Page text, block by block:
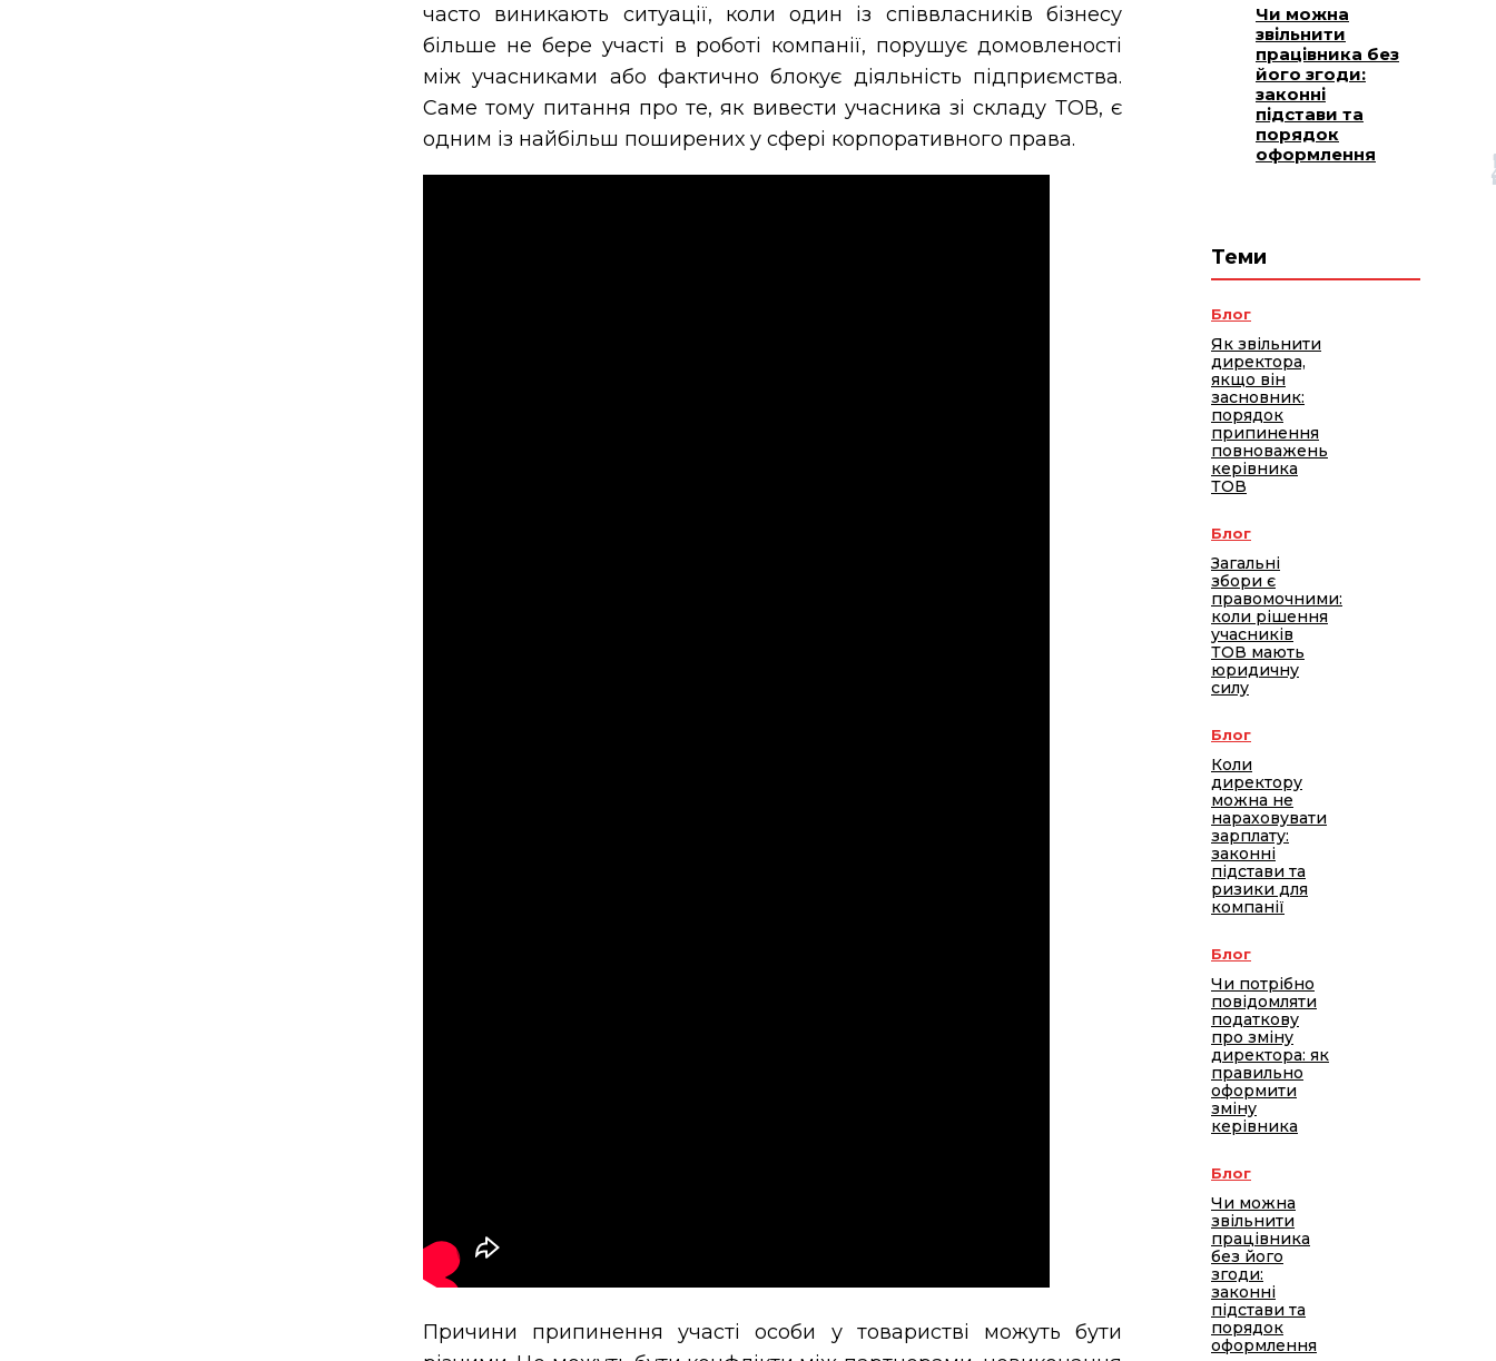
часто виникають ситуації, коли один із співвласників бізнесу
більше не бере участі в роботі компанії, порушує домовленості
між учасниками або фактично блокує діяльність підприємства.
Саме тому питання про те, як вивести учасника зі складу ТОВ, є
одним із найбільш поширених у сфері корпоративного права.
Причини припинення участі особи у товаристві можуть бути
Чи можна
звільнити
працівника без
його згоди:
законні
підстави та
порядок
оформлення
Теми
Блог
Як звільнити
директора,
якщо він
засновник:
порядок
припинення
повноважень
керівника
ТОВ
Блог
Загальні
збори є
правомочними:
коли рішення
учасників
ТОВ мають
юридичну
силу
Блог
Коли
директору
можна не
нараховувати
зарплату:
законні
підстави та
ризики для
компанії
Блог
Чи потрібно
повідомляти
податкову
про зміну
директора: як
правильно
оформити
зміну
керівника
Блог
Чи можна
звільнити
працівника
без його
згоди:
законні
підстави та
порядок
оформлення